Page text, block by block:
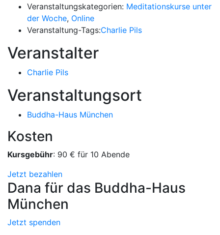
Veranstaltungskategorien: Meditationskurse unter
der Woche, Online
Veranstaltung-Tags:Charlie Pils
Veranstalter
Charlie Pils
Veranstaltungsort
Buddha-Haus München
Kosten
Kursgebühr: 90 € für 10 Abende
Jetzt bezahlen
Dana für das Buddha-Haus
München
Jetzt spenden